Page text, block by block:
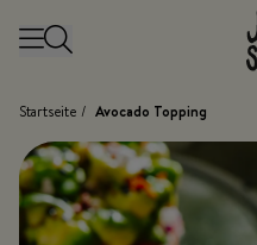
Startseite / Avocado Topping